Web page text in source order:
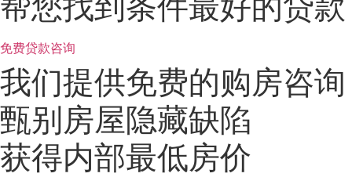
免费贷款咨询
我们提供免费的购房咨询
甄别房屋隐藏缺陷
获得内部最低房价